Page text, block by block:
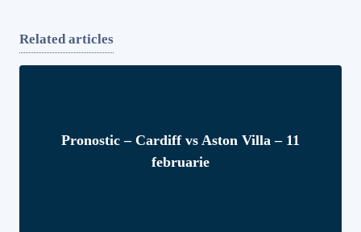
Related articles
Pronostic – Cardiff vs Aston Villa – 11
februarie